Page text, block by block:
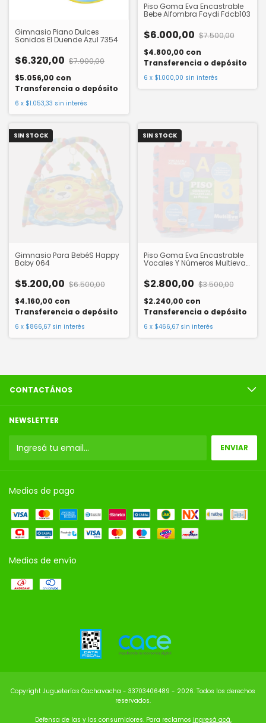
Gimnasio Piano Dulces
Sonidos El Duende Azul 7354
$6.320,00 $7.900,00
$5.056,00 con
Transferencia o depósito
6 x $1.053,33 sin interés
Piso Goma Eva Encastrable
Bebe Alfombra Faydi Fdcb103
$6.000,00 $7.500,00
$4.800,00 con
Transferencia o depósito
6 x $1.000,00 sin interés
SIN STOCK
Gimnasio Para BebéS Happy
Baby 064
$5.200,00 $6.500,00
$4.160,00 con
Transferencia o depósito
6 x $866,67 sin interés
SIN STOCK
Piso Goma Eva Encastrable
Vocales Y Números Multieva
$2.800,00 $3.500,00
$2.240,00 con
Transferencia o depósito
6 x $466,67 sin interés
CONTACTÁNOS
NEWSLETTER
Medios de pago
Medios de envío
Copyright Jugueterías Cachavacha - 33703406489 - 2026. Todos los derechos
reservados.
Defensa de las y los consumidores. Para reclamos ingresá acá.